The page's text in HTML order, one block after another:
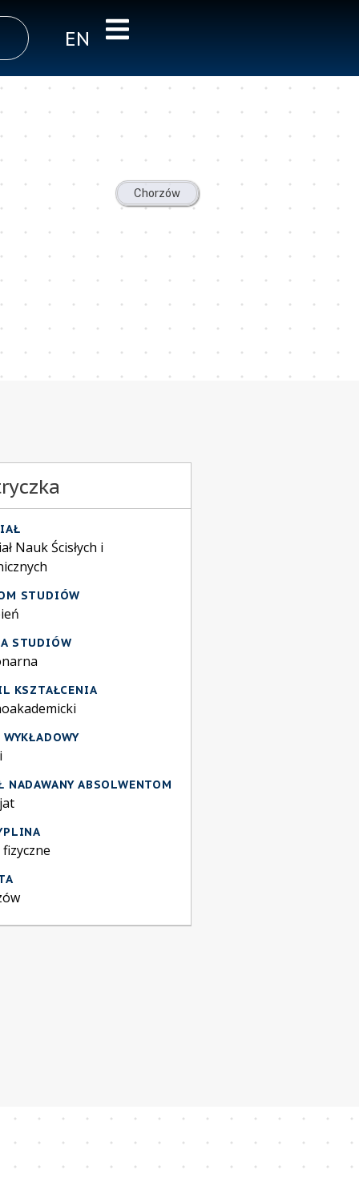
EN
Chorzów
Nauk Ścisłych i
STUDIÓW
STUDIÓW
KSZTAŁCENIA
WYKŁADOWY
NADAWANY ABSOLWENTOM